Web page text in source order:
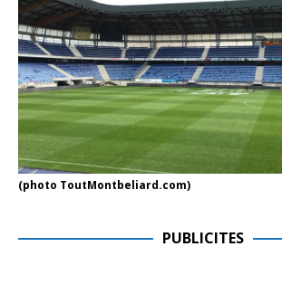
(photo ToutMontbeliard.com)
PUBLICITES